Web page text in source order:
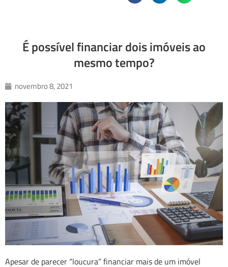
É possível financiar dois imóveis ao
mesmo tempo?
novembro 8, 2021
Apesar de parecer “loucura” financiar mais de um imóvel